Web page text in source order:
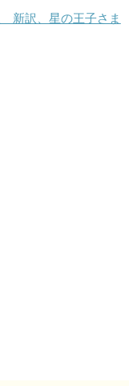
新訳、星の王子さま